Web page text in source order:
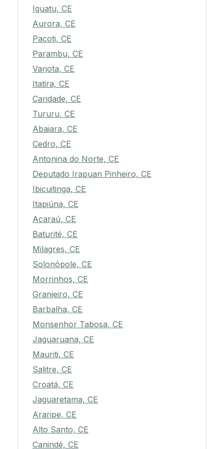
Iguatu, CE
Aurora, CE
Pacoti, CE
Parambu, CE
Varjota, CE
Itatira, CE
Caridade, CE
Tururu, CE
Abaiara, CE
Cedro, CE
Antonina do Norte, CE
Deputado Irapuan Pinheiro, CE
Ibicuitinga, CE
Itapiúna, CE
Acaraú, CE
Baturité, CE
Milagres, CE
Solonópole, CE
Morrinhos, CE
Granjeiro, CE
Barbalha, CE
Monsenhor Tabosa, CE
Jaguaruana, CE
Mauriti, CE
Salitre, CE
Croatá, CE
Jaguaretama, CE
Araripe, CE
Alto Santo, CE
Canindé, CE